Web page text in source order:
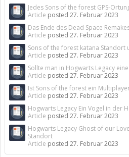
Jedes Sons of the forest GPS-
Article posted 27. Februar 2023
Das Ende des Dead Space
Article posted 27. Februar 2023
Sons of the forest katana Standort
Article posted 27. Februar 2023
Sollte man in Hogwarts Legacy
Article posted 27. Februar 2023
Ist Sons of the forest ein
Article posted 27. Februar 2023
Hogwarts Legacy Ein Vogel in der
Article posted 27. Februar 2023
Hogwarts Legacy Ghost of our
Standort
Article posted 27. Februar 2023